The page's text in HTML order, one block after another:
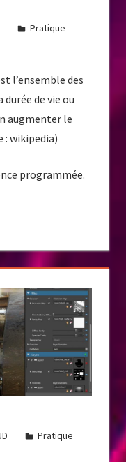
Pratique
l’ensemble des
de vie ou
augmenter le
: wikipedia)
programmée.
Pratique